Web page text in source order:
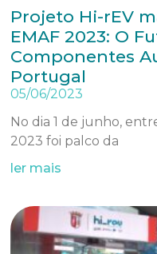
Projeto Hi-rEV
EMAF 2023: O
Componentes
Portugal
05/06/2023
No dia 1 de junho,
2023 foi palco da
ler mais